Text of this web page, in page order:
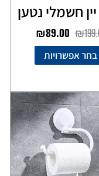
חשמלי נטען
₪
₪89.00
בחר אפשרויות